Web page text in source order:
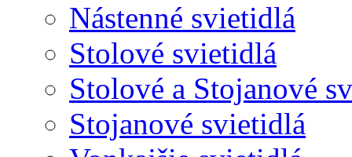
Nástenné svietidlá
Stolové svietidlá
Stolové a Stojanové
Stojanové svietidlá